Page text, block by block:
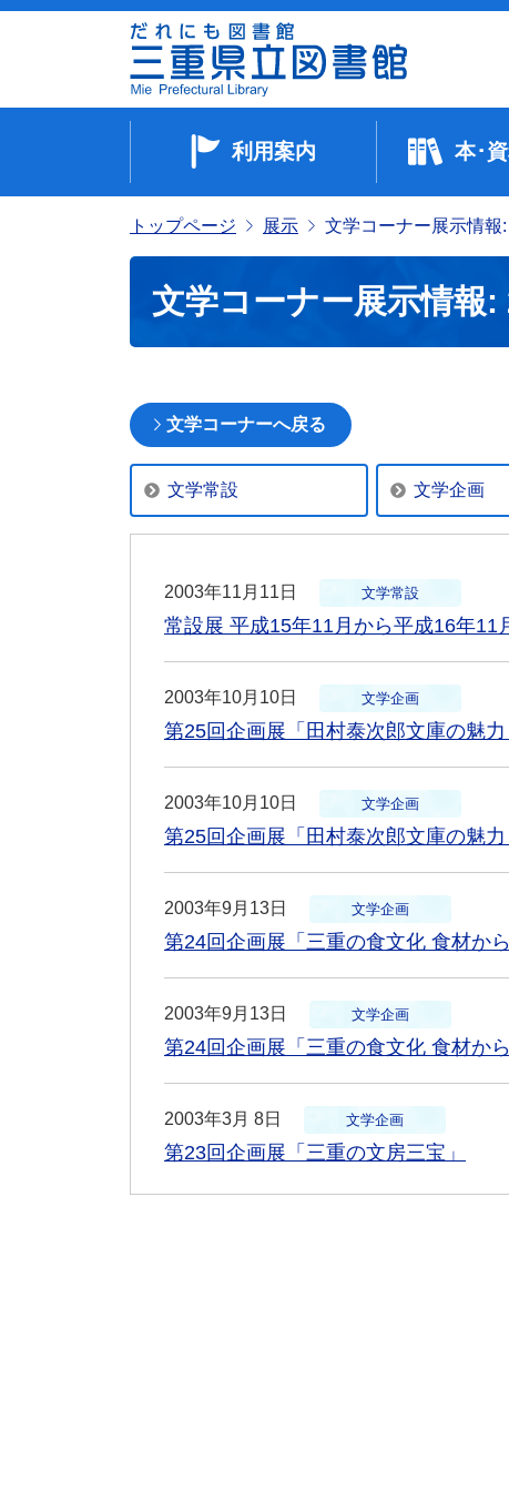
利用案内 本･
トップページ 展示 文学コーナー展示情報
文学コーナー展示情報:
文学コーナーへ戻る
文学常設 文学企画
2003年11月11日 文学常設
常設展 平成15年11月から平成16年11
2003年10月10日 文学企画
第25回企画展「田村泰次郎文庫の魅
2003年10月10日 文学企画
第25回企画展「田村泰次郎文庫の魅
2003年9月13日 文学企画
第24回企画展「三重の食文化 食材か
2003年9月13日 文学企画
第24回企画展「三重の食文化 食材か
2003年3月 8日 文学企画
第23回企画展「三重の文房三宝」